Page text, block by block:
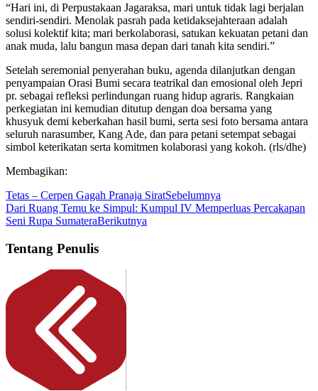
“Hari ini, di Perpustakaan Jagaraksa, mari untuk tidak lagi berjalan
sendiri-sendiri. Menolak pasrah pada ketidaksejahteraan adalah
solusi kolektif kita; mari berkolaborasi, satukan kekuatan petani dan
anak muda, lalu bangun masa depan dari tanah kita sendiri.”
Setelah seremonial penyerahan buku, agenda dilanjutkan dengan
penyampaian Orasi Bumi secara teatrikal dan emosional oleh Jepri
pr. sebagai refleksi perlindungan ruang hidup agraris. Rangkaian
perkegiatan ini kemudian ditutup dengan doa bersama yang
khusyuk demi keberkahan hasil bumi, serta sesi foto bersama antara
seluruh narasumber, Kang Ade, dan para petani setempat sebagai
simbol keterikatan serta komitmen kolaborasi yang kokoh. (rls/dhe)
Membagikan:
Tetas – Cerpen Gagah Pranaja SiratSebelumnya
Dari Ruang Temu ke Simpul: Kumpul IV Memperluas Percakapan
Seni Rupa SumateraBerikutnya
Tentang Penulis